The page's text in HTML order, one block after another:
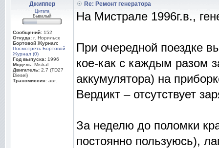
Джиппер
Цитата
Бывалый
Сообщений: 152
Откуда: г. Норильск
Бортовой Журнал:
Посмотреть Бортовой
Журнал (0)
Год выпуска: 1996
Модель: Mistral
Двигатель: 2.7 (TD27
Diesel)
Трансмиссия: авт.
Re: Ремонт генератора
На Мистрале 1996г.в.,
При очередной поездке
кое-как с каждым разом
аккумулятора) на
Вердикт – отсутствует
За неделю до поломки
постоянно пользуюсь),